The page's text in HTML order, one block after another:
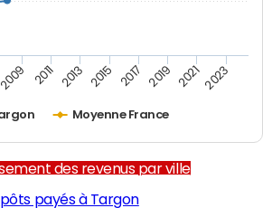
Moyenne France
2009 2011 2013 2015 2017 2019 2021 2023
des revenus par ville
payés à Targon